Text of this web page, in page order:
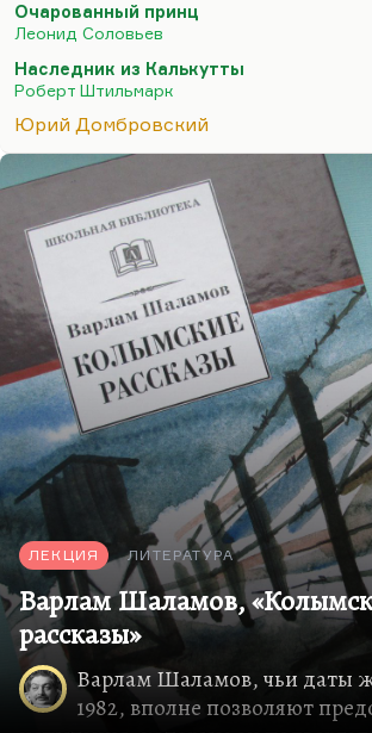
узнал начальник лагеря на
отправил куда-то очень далеко,
ли не в Магадан, а оставил в
там он писал этого «Очарованного
И второй пример — ну, это не
сактированный, по-моему,
в 1943 году «Обезьяна приходит за
черепом». Это самый точный
который я знаю. Не про советскую
но…
Очарованный принц
Леонид Соловьев
Наследник из Калькутты
Роберт Штильмарк
Юрий Домбровский
ЛЕКЦИЯ ЛИТЕРАТУРА
Варлам Шаламов,
рассказы»
Варлам Шаламов, чьи даты
1982, вполне позволяют